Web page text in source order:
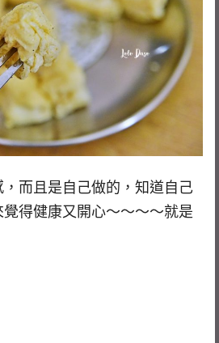
而且是自己做的，知道自己
得健康又開心～～～～就是